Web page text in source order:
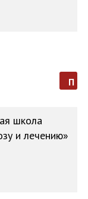
п
школа
и лечению»